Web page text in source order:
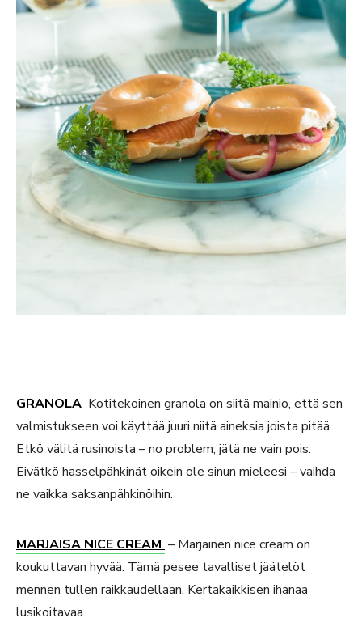
GRANOLA Kotitekoinen granola on siitä mainio, että sen
valmistukseen voi käyttää juuri niitä aineksia joista pitää.
Etkö välitä rusinoista – no problem, jätä ne vain pois.
Eivätkö hasselpähkinät oikein ole sinun mieleesi – vaihda
ne vaikka saksanpähkinöihin.
MARJAISA NICE CREAM– Marjainen nice cream on
koukuttavan hyvää. Tämä pesee tavalliset jäätelöt
mennen tullen raikkaudellaan. Kertakaikkisen ihanaa
lusikoitavaa.